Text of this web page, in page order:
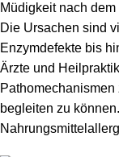
Müdigkeit nach
Die Ursachen sind
Enzymdefekte bis
Ärzte und
begleiten zu